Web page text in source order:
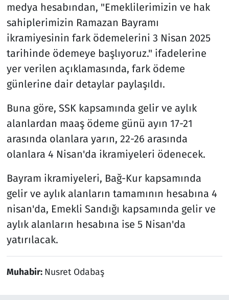
medya hesabından, "Emeklilerimizin ve hak
sahiplerimizin Ramazan Bayramı
ikramiyesinin fark ödemelerini 3 Nisan 2025
tarihinde ödemeye başlıyoruz." ifadelerine
yer verilen açıklamasında, fark ödeme
günlerine dair detaylar paylaşıldı.
Buna göre, SSK kapsamında gelir ve aylık
alanlardan maaş ödeme günü ayın 17-21
arasında olanlara yarın, 22-26 arasında
olanlara 4 Nisan'da ikramiyeleri ödenecek.
Bayram ikramiyeleri, Bağ-Kur kapsamında
gelir ve aylık alanların tamamının hesabına 4
nisan'da, Emekli Sandığı kapsamında gelir ve
aylık alanların hesabına ise 5 Nisan'da
yatırılacak.
Muhabir: Nusret Odabaş
Spor
Teknoloji ve Bilim
Televizyon